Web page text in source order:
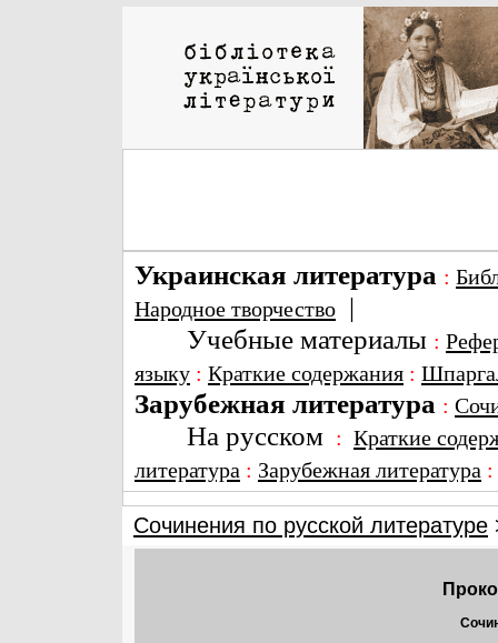
Украинская литература :
Народное творчество |
Учебные материалы :
языку : Краткие содержания :
Зарубежная литература :
На русском : Краткие
литература : Зарубежная литература
Сочинения по русской литературе